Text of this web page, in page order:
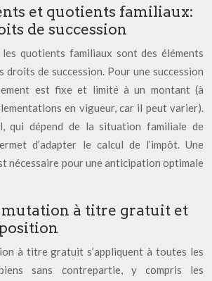
et quotients familiaux:
de succession
quotients familiaux sont des éléments
droits de succession. Pour une succession
est fixe et limité à un montant (à
en vigueur, car il peut varier).
qui dépend de la situation familiale de
d’adapter le calcul de l’impôt. Une
nécessaire pour une anticipation optimale
mutation à titre gratuit et
à titre gratuit s’appliquent à toutes les
sans contrepartie, y compris les